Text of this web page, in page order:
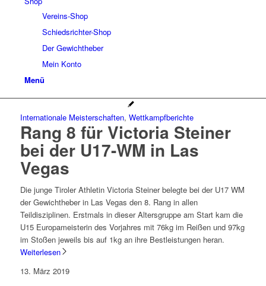
Vereins-Shop
Schiedsrichter-Shop
Der Gewichtheber
Mein Konto
Menü
Internationale Meisterschaften, Wettkampfberichte
Rang 8 für Victoria Steiner
bei der U17-WM in Las
Vegas
Die junge Tiroler Athletin Victoria Steiner belegte bei der U17 WM
der Gewichtheber in Las Vegas den 8. Rang in allen
Teildisziplinen. Erstmals in dieser Altersgruppe am Start kam die
U15 Europameisterin des Vorjahres mit 76kg im Reißen und 97kg
im Stoßen jeweils bis auf 1kg an ihre Bestleistungen heran.
Weiterlesen
13. März 2019